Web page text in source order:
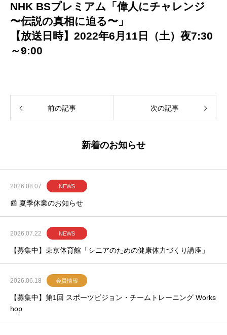
NHK BSプレミアム「偉人にチャレンジ
〜伝説の真相に迫る〜」
【放送日時】2022年6月11日（土）夜7:30
～9:00
前の記事 次の記事
新着のお知らせ
2026.08.07 NEWS
📰 夏季休業のお知らせ
2026.07.22 NEWS
【募集中】東京体育館「シニアのための健康体力づくり講座」
2026.06.18 会員情報
【募集中】第1回 スポーツビジョン・チームトレーニング Works
hop